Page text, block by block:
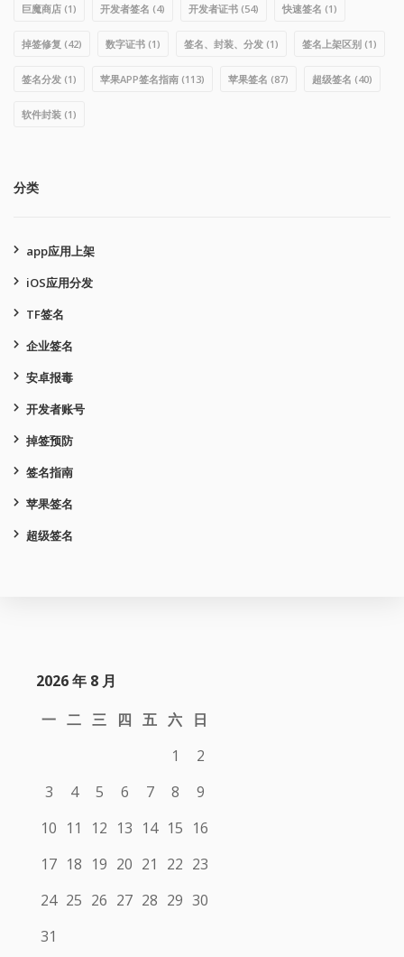
巨魔商店 (1) 开发者签名 (4) 开发者证书 (54) 快速签名 (1)
掉签修复 (42) 数字证书 (1) 签名、封装、分发 (1) 签名上架区别 (1)
签名分发 (1) 苹果APP签名指南 (113) 苹果签名 (87) 超级签名 (40)
软件封装 (1)
分类
app应用上架
iOS应用分发
TF签名
企业签名
安卓报毒
开发者账号
掉签预防
签名指南
苹果签名
超级签名
2026 年 8 月
一 二 三 四 五 六
日
1
2
3
4 5 6 7 8
9
10 11 12 13 14 15 16
17 18 19 20 21 22 23
24 25 26 27 28 29 30
31